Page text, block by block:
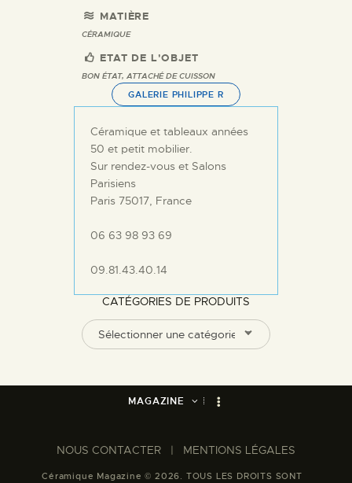
MATIÈRE
CÉRAMIQUE
ETAT DE L'OBJET
BON ÉTAT, ATTACHÉ DE CUISSON
GALERIE PHILIPPE R
Céramique et tableaux années
50 et petit mobilier.
Sur rendez-vous et Salons
Parisiens
Paris 75017, France
06 63 98 93 69
09.81.43.40.14
CATÉGORIES DE PRODUITS
Sélectionner une catégorie
MAGAZINE
NOUS CONTACTER​ | MENTIONS LÉGALES
Céramique Magazine © 2026. TOUS LES DROITS SONT